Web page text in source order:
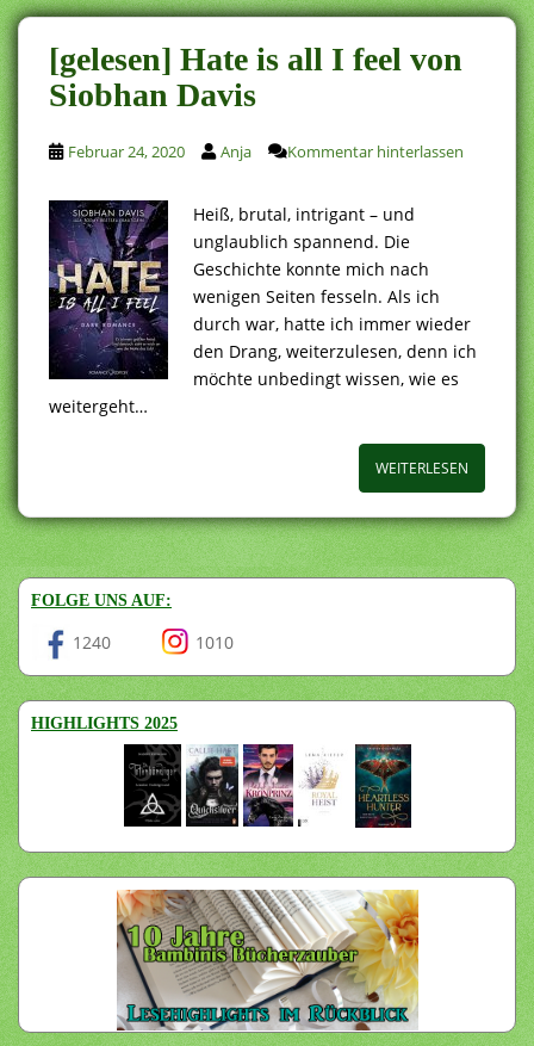
[gelesen] Hate is all I feel von
Siobhan Davis
Februar 24, 2020 Anja Kommentar hinterlassen
Heiß, brutal, intrigant – und
unglaublich spannend. Die
Geschichte konnte mich nach
wenigen Seiten fesseln. Als ich
durch war, hatte ich immer wieder
den Drang, weiterzulesen, denn ich
möchte unbedingt wissen, wie es
weitergeht…
WEITERLESEN
FOLGE UNS AUF:
1240 1010
HIGHLIGHTS 2025